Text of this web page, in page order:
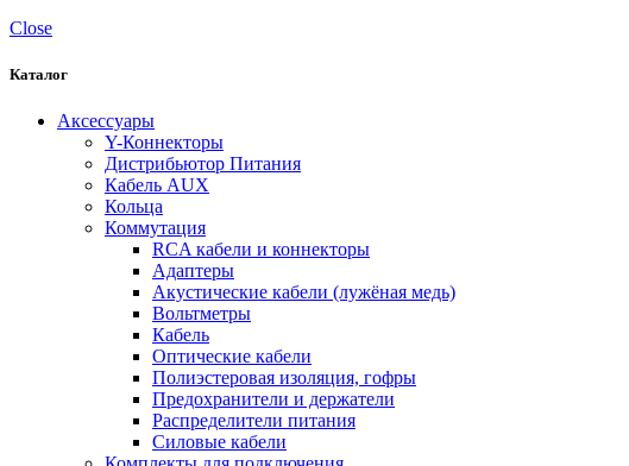
Close
Каталог
Аксессуары
Y-Коннекторы
Дистрибьютор Питания
Кабель AUX
Кольца
Коммутация
RCA кабели и коннекторы
Адаптеры
Акустические кабели (лужёная медь)
Вольтметры
Кабель
Оптические кабели
Полиэстеровая изоляция, гофры
Предохранители и держатели
Распределители питания
Силовые кабели